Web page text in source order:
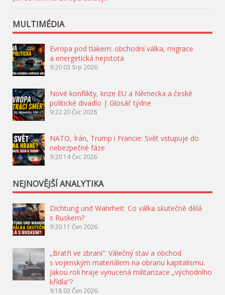
MULTIMÉDIA
Evropa pod tlakem: obchodní válka, migrace
a energetická nejistota
9:20 03 Srp 2026
Nové konflikty, krize EU a Německa a české
politické divadlo | Glosář týdne
9:22 20 Čvc 2026
NATO, Írán, Trump i Francie: Svět vstupuje do
nebezpečné fáze
9:20 14 Čvc 2026
NEJNOVĚJŠÍ ANALYTIKA
Dichtung und Wahrheit: Co válka skutečně dělá
s Ruskem?
9:20 11 Čvn 2026
„Bratři ve zbrani“: Válečný stav a obchod
s vojenským materiálem na obranu kapitalismu.
Jakou roli hraje vynucená militarizace „východního
křídla“?
9:18 03 Čvn 2026